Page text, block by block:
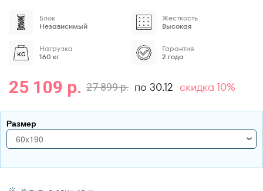
Блок
Независимый
Жесткость
Высокая
Нагрузка
160 кг
Гарантия
2 года
27 899 р.
25 109 р. по 30.12 скидка 10%
Размер
60x190
60x190
70x170